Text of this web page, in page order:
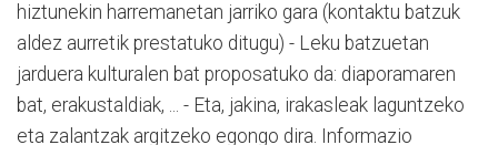
hiztunekin harremanetan jarriko gara (kontaktu batzuk
aldez aurretik prestatuko ditugu) - Leku batzuetan
jarduera kulturalen bat proposatuko da: diaporamaren
bat, erakustaldiak, ... - Eta, jakina, irakasleak laguntzeko
eta zalantzak argitzeko egongo dira. Informazio